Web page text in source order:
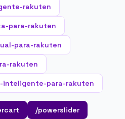
rakuten
para-rakuten
para-rakuten
rakuten
inteligente-para-rakuten
/powerslider